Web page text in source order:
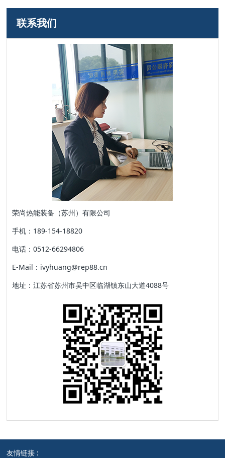
联系我们
荣尚热能装备（苏州）有限公司
手机：189-154-18820
电话：0512-66294806
E-Mail：ivyhuang@rep88.cn
地址：江苏省苏州市吴中区临湖镇东山大道4088号
友情链接 :